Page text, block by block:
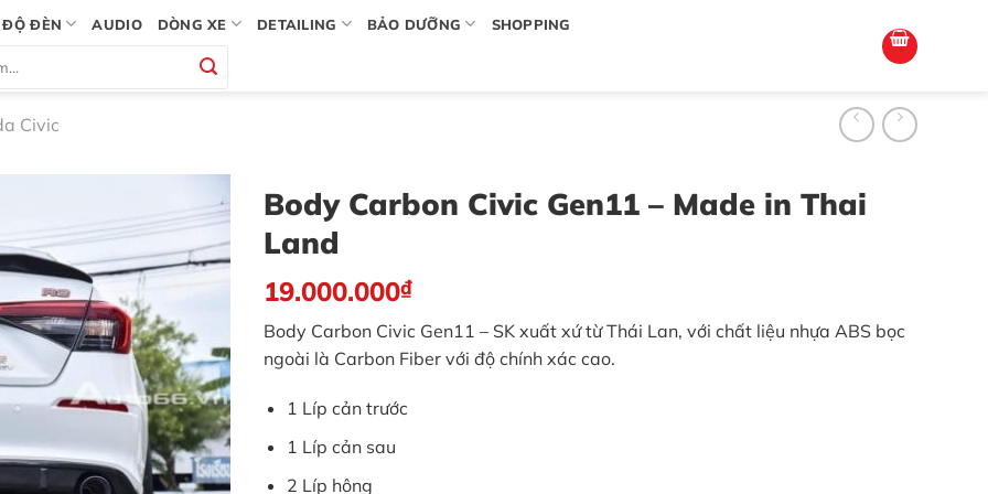
ĐỘ ĐÈN AUDIO DÒNG XE DETAILING BẢO DƯỠNG SHOPPING
Civic
Body Carbon Civic Gen11 – Made in Thai
Land
19.000.000₫
Body Carbon Civic Gen11 – SK xuất xứ từ Thái Lan, với chất liệu nhựa ABS bọc
ngoài là Carbon Fiber với độ chính xác cao.
1 Líp cản trước
1 Líp cản sau
2 Líp hông